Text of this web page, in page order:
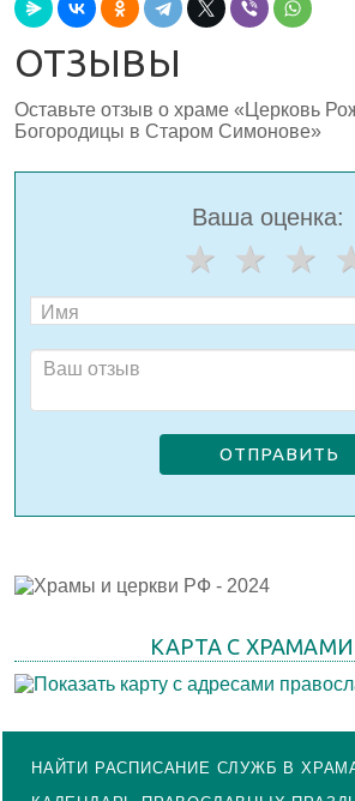
ОТЗЫВЫ
Оставьте отзыв о храме «Церковь
Богородицы в Старом Симонове»
Ваша оценка:
ОТПРАВИТЬ
КАРТА С ХРАМАМИ
НАЙТИ РАСПИСАНИЕ СЛУЖБ В